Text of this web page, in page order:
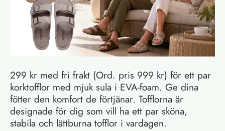
299 kr med fri frakt (Ord. pris 999 kr) för ett par
korktofflor med mjuk sula i EVA-foam. Ge dina
fötter den komfort de förtjänar. Tofflorna är
designade för dig som vill ha ett par sköna,
stabila och lättburna tofflor i vardagen.